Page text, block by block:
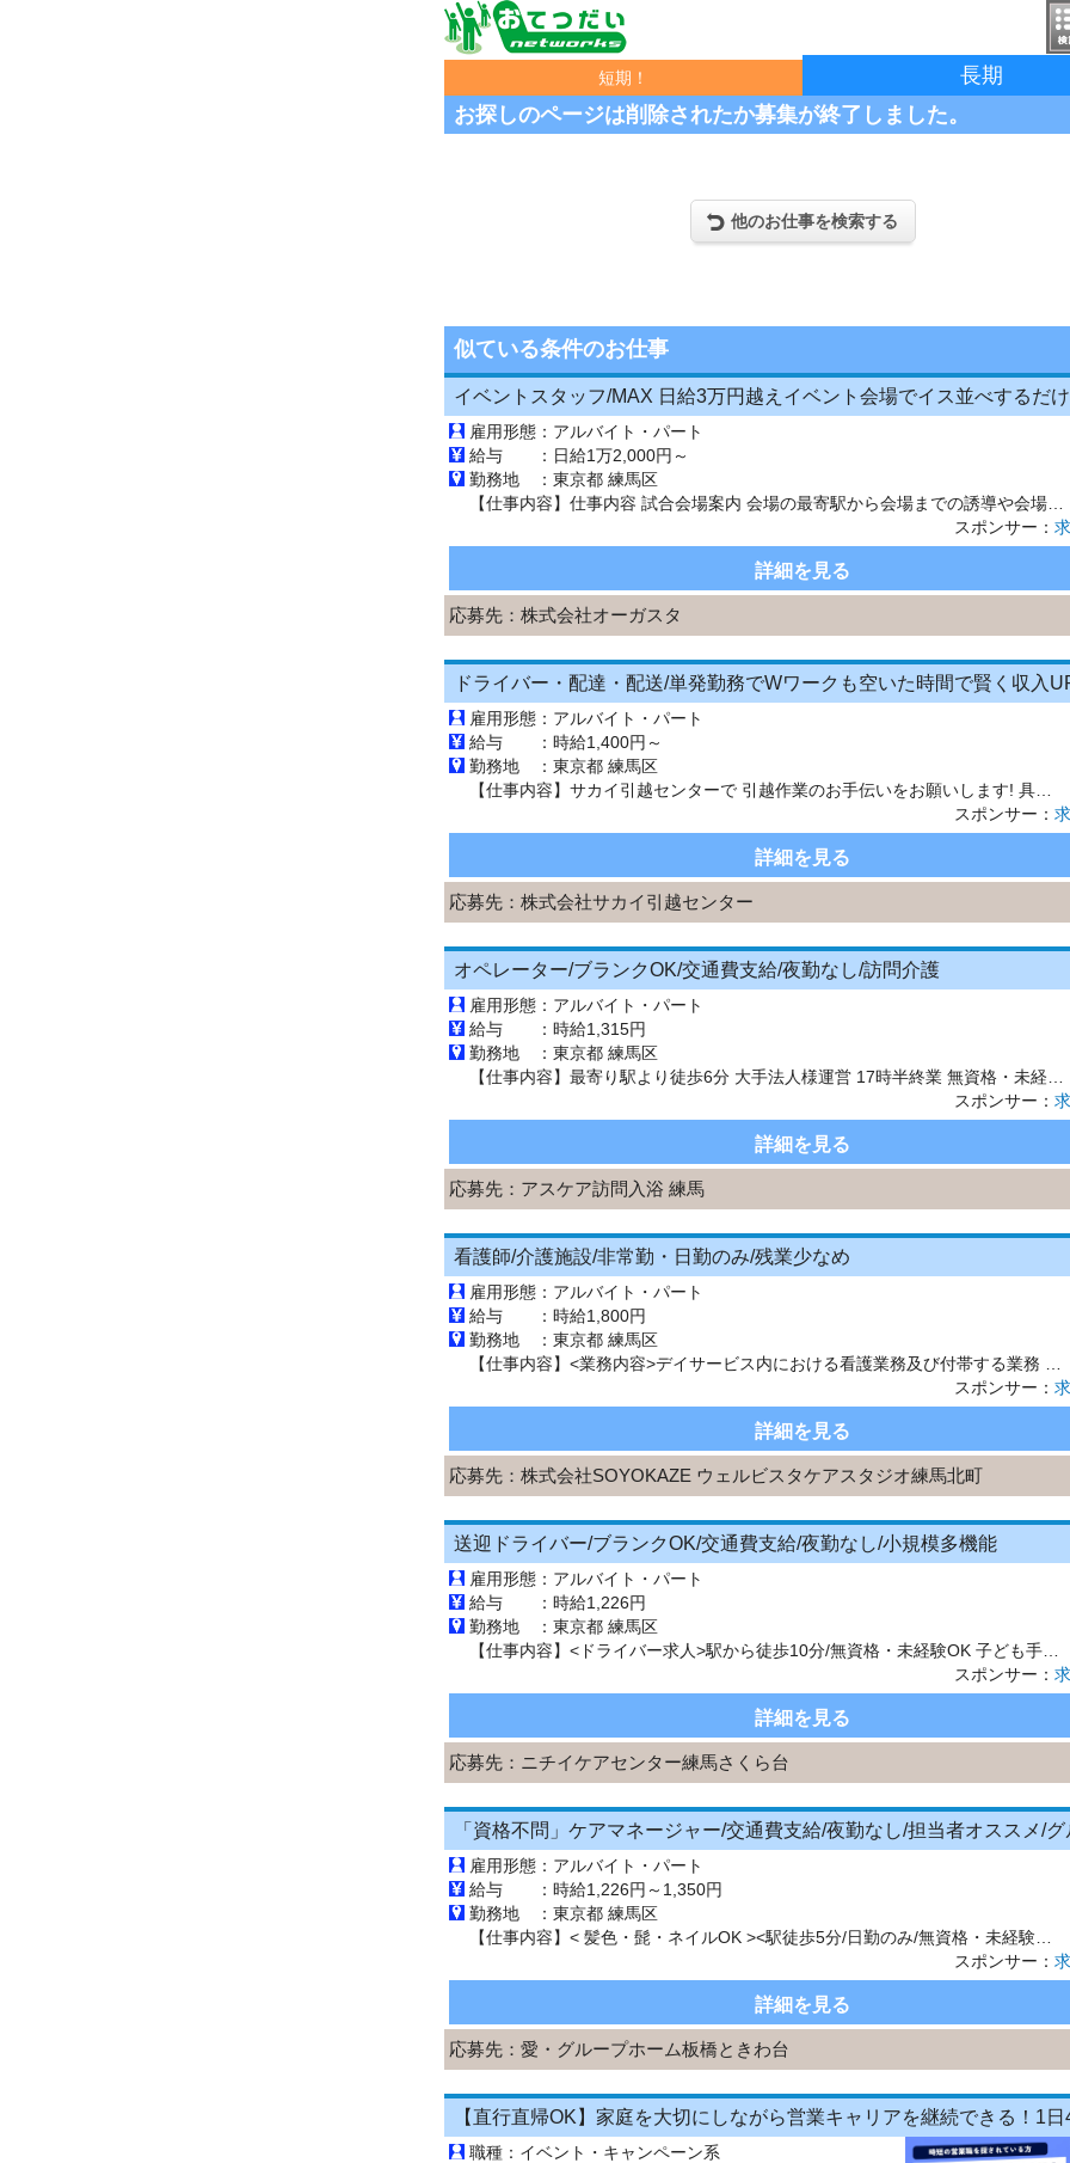
短期！
長期
お探しのページは削除されたか募集が終了しました。
他のお仕事を検索する
似ている条件のお仕事
イベントスタッフ/MAX 日給3万円越えイベント会場でイス並べするだけ
雇用形態： アルバイト・パート
給与 ： 日給1万2,000円～
勤務地 ： 東京都 練馬区
スポンサー：
詳細を見る
応募先： 株式会社オーガスタ
雇用形態： アルバイト・パート
給与 ： 時給1,400円～
勤務地 ： 東京都 練馬区
スポンサー：
詳細を見る
応募先： 株式会社サカイ引越センター
オペレーター/ブランクOK/交通費支給/夜勤なし/訪問介護
雇用形態： アルバイト・パート
給与 ： 時給1,315円
勤務地 ： 東京都 練馬区
スポンサー：
詳細を見る
応募先： アスケア訪問入浴 練馬
看護師/介護施設/非常勤・日勤のみ/残業少なめ
雇用形態： アルバイト・パート
給与 ： 時給1,800円
勤務地 ： 東京都 練馬区
スポンサー：
詳細を見る
応募先： 株式会社SOYOKAZE ウェルビスタケアスタジオ練馬北町
送迎ドライバー/ブランクOK/交通費支給/夜勤なし/小規模多機能
雇用形態： アルバイト・パート
給与 ： 時給1,226円
勤務地 ： 東京都 練馬区
スポンサー：
詳細を見る
応募先： ニチイケアセンター練馬さくら台
雇用形態： アルバイト・パート
給与 ： 時給1,226円～1,350円
勤務地 ： 東京都 練馬区
スポンサー：
詳細を見る
応募先： 愛・グループホーム板橋ときわ台
職種：イベント・キャンペーン系